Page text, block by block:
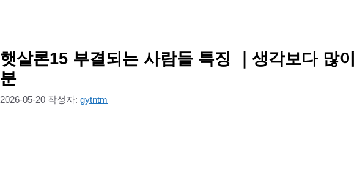
햇살론15 부결되는 사람들 특징 ｜생각보다 많
분
2026-05-20 작성자: gytntm